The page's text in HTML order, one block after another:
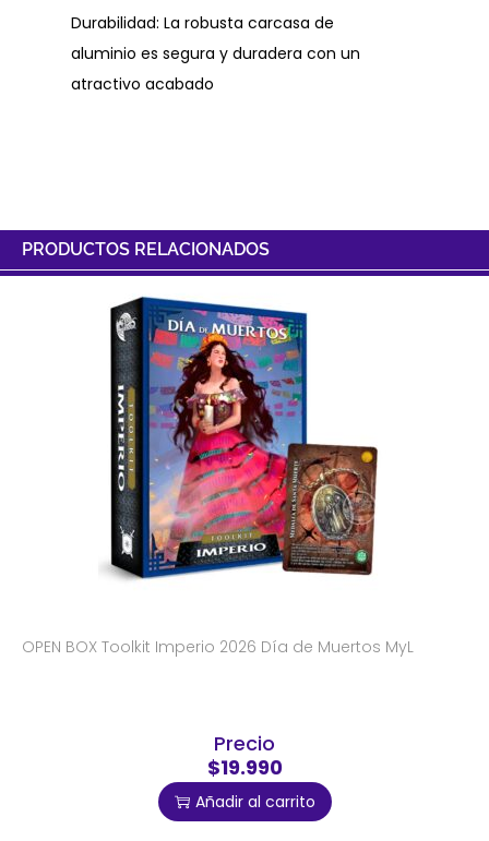
Durabilidad: La robusta carcasa de
aluminio es segura y duradera con un
atractivo acabado
PRODUCTOS RELACIONADOS
OPEN BOX Toolkit Imperio 2026 Día de Muertos MyL
Precio
$19.990
Añadir al carrito